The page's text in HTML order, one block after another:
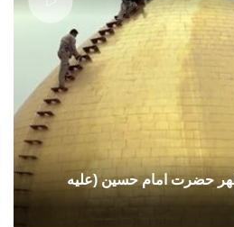
حضرت امام حسین (علیه